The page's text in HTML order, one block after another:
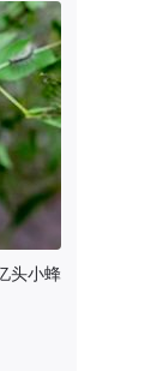
头小蜂